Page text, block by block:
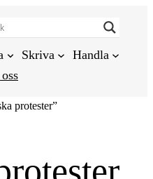
Skriva
Handla
protester”